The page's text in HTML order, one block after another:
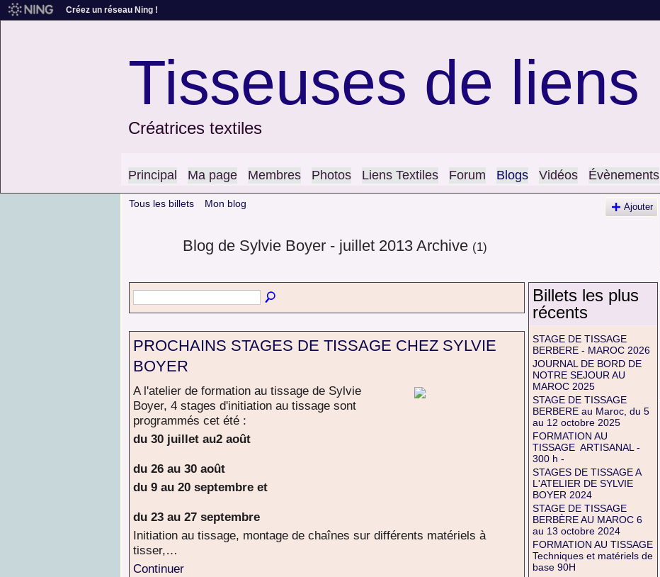
Créez un réseau Ning !
Tisseuses de liens
Créatrices textiles
Principal Ma page Membres Photos Liens Textiles Forum Blogs Vidéos Évènements
Tous les billets Mon blog Ajouter
Blog de Sylvie Boyer - juillet 2013 Archive (1)
PROCHAINS STAGES DE TISSAGE CHEZ SYLVIE
BOYER
A l'atelier de formation au tissage de Sylvie
Boyer, 4 stages d'initiation au tissage sont
programmés cet été :
du 30 juillet au2 août
du 26 au 30 août
du 9 au 20 septembre et
du 23 au 27 septembre
Initiation au tissage, montage de chaînes sur différents matériels à
tisser,…
Continuer
Billets les plus
récents
STAGE DE TISSAGE
BERBERE - MAROC 2026
JOURNAL DE BORD DE
NOTRE SEJOUR AU
MAROC 2025
STAGE DE TISSAGE
BERBERE au Maroc, du 5
au 12 octobre 2025
FORMATION AU
TISSAGE ARTISANAL -
300 h -
STAGES DE TISSAGE A
L'ATELIER DE SYLVIE
BOYER 2024
STAGE DE TISSAGE
BERBÈRE AU MAROC 6
au 13 octobre 2024
FORMATION AU TISSAGE
Techniques et matériels de
base 90H